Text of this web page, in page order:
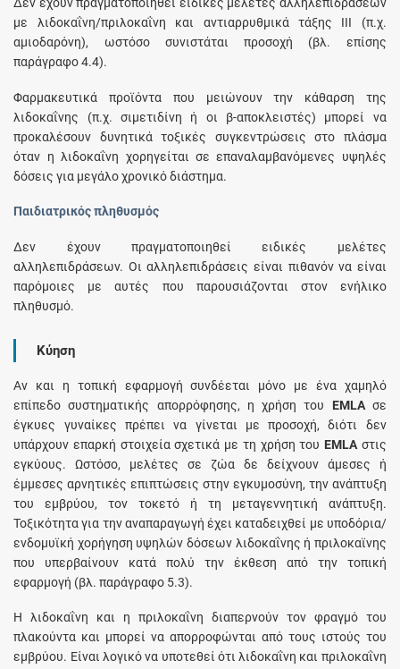
Δεν έχουν πραγματοποιηθεί ειδικές μελέτες αλληλεπιδράσεων
με λιδοκαΐνη/πριλοκαΐνη και αντιαρρυθμικά τάξης ΙΙΙ (π.χ.
αμιοδαρόνη), ωστόσο συνιστάται προσοχή (βλ. επίσης
παράγραφο 4.4).
Φαρμακευτικά προϊόντα που μειώνουν την κάθαρση της
λιδοκαΐνης (π.χ. σιμετιδίνη ή οι β-αποκλειστές) μπορεί να
προκαλέσουν δυνητικά τοξικές συγκεντρώσεις στο πλάσμα
όταν η λιδοκαΐνη χορηγείται σε επαναλαμβανόμενες υψηλές
δόσεις για μεγάλο χρονικό διάστημα.
Παιδιατρικός πληθυσμός
Δεν έχουν πραγματοποιηθεί ειδικές μελέτες
αλληλεπιδράσεων. Οι αλληλεπιδράσεις είναι πιθανόν να είναι
παρόμοιες με αυτές που παρουσιάζονται στον ενήλικο
πληθυσμό.
Κύηση
Αν και η τοπική εφαρμογή συνδέεται μόνο με ένα χαμηλό
επίπεδο συστηματικής απορρόφησης, η χρήση του EMLAσε
έγκυες γυναίκες πρέπει να γίνεται με προσοχή, διότι δεν
υπάρχουν επαρκή στοιχεία σχετικά με τη χρήση του EMLA στις
εγκύους. Ωστόσο, μελέτες σε ζώα δε δείχνουν άμεσες ή
έμμεσες αρνητικές επιπτώσεις στην εγκυμοσύνη, την ανάπτυξη
του εμβρύου, τον τοκετό ή τη μεταγεννητική ανάπτυξη.
Τοξικότητα για την αναπαραγωγή έχει καταδειχθεί με υποδόρια/
ενδομυϊκή χορήγηση υψηλών δόσεων λιδοκαΐνης ή πριλοκαϊνης
που υπερβαίνουν κατά πολύ την έκθεση από την τοπική
εφαρμογή (βλ. παράγραφο 5.3).
Η λιδοκαΐνη και η πριλοκαΐνη διαπερνούν τον φραγμό του
πλακούντα και μπορεί να απορροφώνται από τους ιστούς του
εμβρύου. Είναι λογικό να υποτεθεί ότι λιδοκαΐνη και πριλοκαΐνη